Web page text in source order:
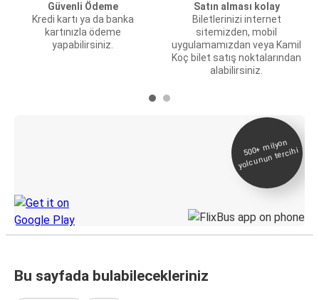
Güvenli Ödeme
Kredi kartı ya da banka
kartınızla ödeme
yapabilirsiniz.
Satın alması kolay
Biletlerinizi internet
sitemizden, mobil
uygulamamızdan veya Kamil
Koç bilet satış noktalarından
alabilirsiniz.
500+
milyon
yolcunun tercihi
Bu sayfada bulabilecekleriniz